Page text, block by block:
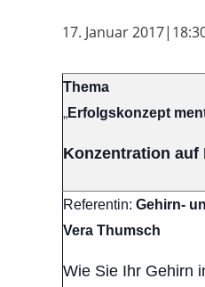
17. Januar
Thema
„Erfolgskonzept
Konzentration auf
Referentin: Gehirn-
Vera Thumsch
Wie Sie Ihr Gehirn